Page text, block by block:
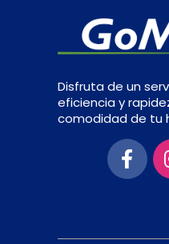
Disfruta de un
eficiencia y
comodidad de tu